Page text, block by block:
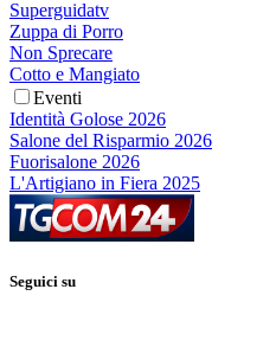
Superguidatv
Zuppa di Porro
Non Sprecare
Cotto e Mangiato
Eventi
Identità Golose 2026
Salone del Risparmio 2026
Fuorisalone 2026
L'Artigiano in Fiera 2025
Seguici su